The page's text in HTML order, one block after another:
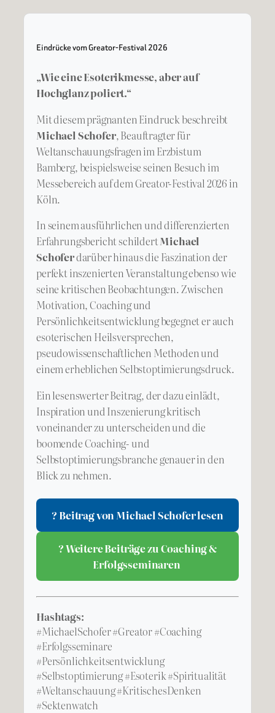
Eindrücke vom Greator-Festival 2026
„Wie eine Esoterikmesse, aber auf
Hochglanz poliert.“
Mit diesem prägnanten Eindruck beschreibt
Michael Schofer, Beauftragter für
Weltanschauungsfragen im Erzbistum
Bamberg, beispielsweise seinen Besuch im
Messebereich auf dem Greator-Festival 2026 in
Köln.
In seinem ausführlichen und differenzierten
Erfahrungsbericht schildertMichael
Schoferdarüber hinaus die Faszination der
perfekt inszenierten Veranstaltung ebenso wie
seine kritischen Beobachtungen. Zwischen
Motivation, Coaching und
Persönlichkeitsentwicklung begegnet er auch
esoterischen Heilsversprechen,
pseudowissenschaftlichen Methoden und
einem erheblichen Selbstoptimierungsdruck.
Ein lesenswerter Beitrag, der dazu einlädt,
Inspiration und Inszenierung kritisch
voneinander zu unterscheiden und die
boomende Coaching- und
Selbstoptimierungsbranche genauer in den
Blick zu nehmen.
? Beitrag von Michael Schofer lesen
? Weitere Beiträge zu Coaching &
Erfolgsseminaren
Hashtags:
#MichaelSchofer #Greator #Coaching
#Erfolgsseminare
#Persönlichkeitsentwicklung
#Selbstoptimierung #Esoterik #Spiritualität
#Weltanschauung #KritischesDenken
#Sektenwatch